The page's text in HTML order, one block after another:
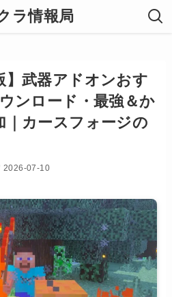
ラ情報局
】武器アドオンおす
ンロード・最強＆か
｜カースフォージの
2026-07-10